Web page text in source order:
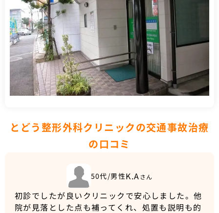
とどう整形外科クリニックの交通事故治療
の口コミ
50代/男性K.A さん
初診でしたが良いクリニックで安心しました。他
院が見落とした点も補ってくれ、処置も説明も的